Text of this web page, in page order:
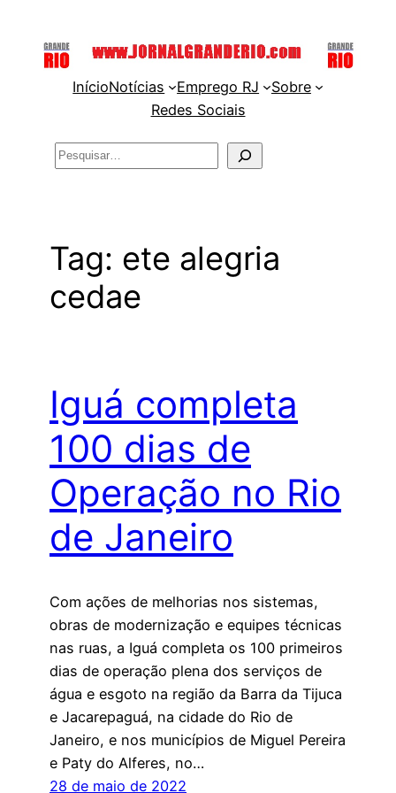
InícioNotícias Emprego RJ
Sobre
Redes Sociais
Pesquisar
Tag: ete alegria
cedae
Iguá completa
100 dias de
Operação no Rio
de Janeiro
Com ações de melhorias nos sistemas,
obras de modernização e equipes técnicas
nas ruas, a Iguá completa os 100 primeiros
dias de operação plena dos serviços de
água e esgoto na região da Barra da Tijuca
e Jacarepaguá, na cidade do Rio de
Janeiro, e nos municípios de Miguel Pereira
e Paty do Alferes, no…
28 de maio de 2022